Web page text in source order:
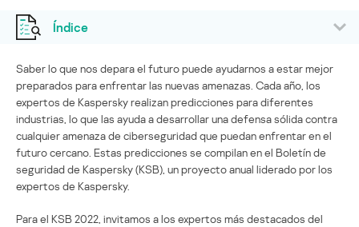
Índice
Saber lo que nos depara el futuro puede ayudarnos a estar mejor
preparados para enfrentar las nuevas amenazas. Cada año, los
expertos de Kaspersky realizan predicciones para diferentes
industrias, lo que las ayuda a desarrollar una defensa sólida contra
cualquier amenaza de ciberseguridad que puedan enfrentar en el
futuro cercano. Estas predicciones se compilan en el Boletín de
seguridad de Kaspersky (KSB), un proyecto anual liderado por los
expertos de Kaspersky.
Para el KSB 2022, invitamos a los expertos más destacados del